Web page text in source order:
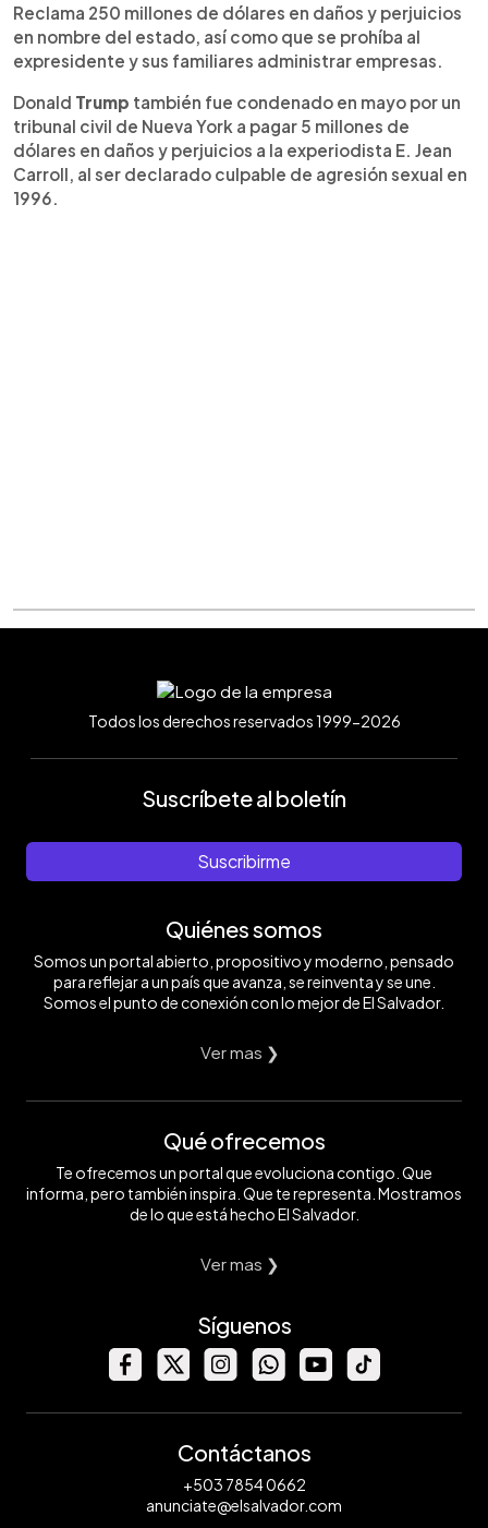
Reclama 250 millones de dólares en daños y perjuicios
en nombre del estado, así como que se prohíba al
expresidente y sus familiares administrar empresas.
Donald Trump también fue condenado en mayo por un
tribunal civil de Nueva York a pagar 5 millones de
dólares en daños y perjuicios a la experiodista E. Jean
Carroll, al ser declarado culpable de agresión sexual en
1996.
Todos los derechos reservados 1999-2026
Suscríbete al boletín
Suscribirme
Quiénes somos
Somos un portal abierto, propositivo y moderno, pensado
para reflejar a un país que avanza, se reinventa y se une.
Somos el punto de conexión con lo mejor de El Salvador.
Ver mas ❯
Qué ofrecemos
Te ofrecemos un portal que evoluciona contigo. Que
informa, pero también inspira. Que te representa. Mostramos
de lo que está hecho El Salvador.
Ver mas ❯
Síguenos
Contáctanos
+503 7854 0662
anunciate@elsalvador.com